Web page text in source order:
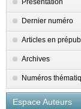
Présentation
Dernier numéro
Articles en
Archives
Numéros
Espace Auteurs